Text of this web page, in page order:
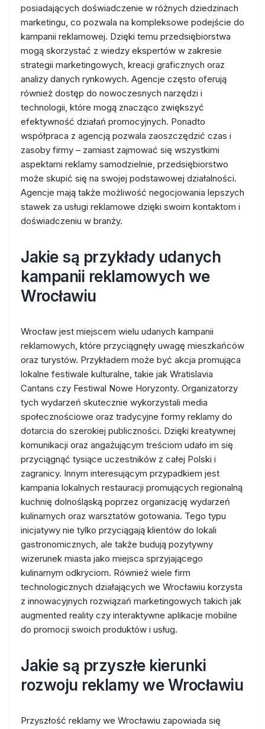
posiadających doświadczenie w różnych dziedzinach
marketingu, co pozwala na kompleksowe podejście do
kampanii reklamowej. Dzięki temu przedsiębiorstwa
mogą skorzystać z wiedzy ekspertów w zakresie
strategii marketingowych, kreacji graficznych oraz
analizy danych rynkowych. Agencje często oferują
również dostęp do nowoczesnych narzędzi i
technologii, które mogą znacząco zwiększyć
efektywność działań promocyjnych. Ponadto
współpraca z agencją pozwala zaoszczędzić czas i
zasoby firmy – zamiast zajmować się wszystkimi
aspektami reklamy samodzielnie, przedsiębiorstwo
może skupić się na swojej podstawowej działalności.
Agencje mają także możliwość negocjowania lepszych
stawek za usługi reklamowe dzięki swoim kontaktom i
doświadczeniu w branży.
Jakie są przykłady udanych
kampanii reklamowych we
Wrocławiu
Wrocław jest miejscem wielu udanych kampanii
reklamowych, które przyciągnęły uwagę mieszkańców
oraz turystów. Przykładem może być akcja promująca
lokalne festiwale kulturalne, takie jak Wratislavia
Cantans czy Festiwal Nowe Horyzonty. Organizatorzy
tych wydarzeń skutecznie wykorzystali media
społecznościowe oraz tradycyjne formy reklamy do
dotarcia do szerokiej publiczności. Dzięki kreatywnej
komunikacji oraz angażującym treściom udało im się
przyciągnąć tysiące uczestników z całej Polski i
zagranicy. Innym interesującym przypadkiem jest
kampania lokalnych restauracji promujących regionalną
kuchnię dolnośląską poprzez organizację wydarzeń
kulinarnych oraz warsztatów gotowania. Tego typu
inicjatywy nie tylko przyciągają klientów do lokali
gastronomicznych, ale także budują pozytywny
wizerunek miasta jako miejsca sprzyjającego
kulinarnym odkryciom. Również wiele firm
technologicznych działających we Wrocławiu korzysta
z innowacyjnych rozwiązań marketingowych takich jak
augmented reality czy interaktywne aplikacje mobilne
do promocji swoich produktów i usług.
Jakie są przyszłe kierunki
rozwoju reklamy we Wrocławiu
Przyszłość reklamy we Wrocławiu zapowiada się